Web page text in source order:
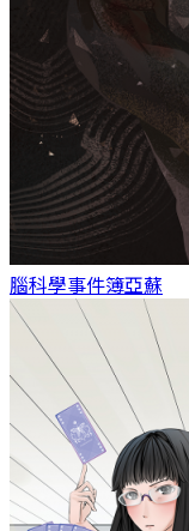
腦科學事件簿亞蘇